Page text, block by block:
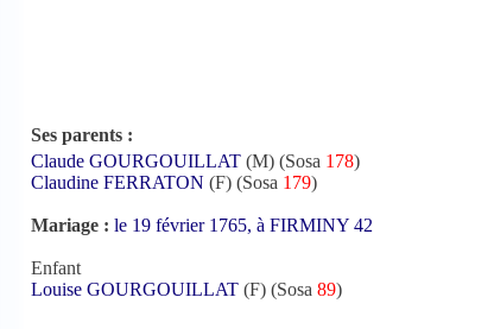
Ses parents :
Claude GOURGOUILLAT (M) (Sosa 178)
Claudine FERRATON (F) (Sosa 179)
Mariage : le 19 février 1765, à FIRMINY 42
Enfant
Louise GOURGOUILLAT (F) (Sosa 89)